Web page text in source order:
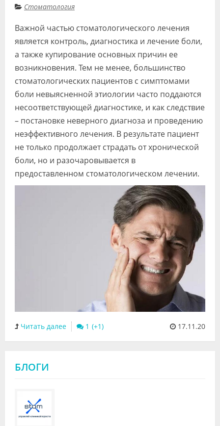
Видео
Форум
Специалисты
Галерея
Блоги
Лаборатории
Стоматология
Важной частью стоматологического лечения
является контроль, диагностика и лечение боли,
а также купирование основных причин ее
возникновения. Тем не менее, большинство
стоматологических пациентов с симптомами
боли невыясненной этиологии часто поддаются
несоответствующей диагностике, и как следствие
– постановке неверного диагноза и проведению
неэффективного лечения. В результате пациент
не только продолжает страдать от хронической
боли, но и разочаровывается в
предоставленном стоматологическом лечении.
Читать далее 1 17.11.20
БЛОГИ